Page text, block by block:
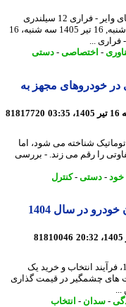
تجربه رانندگی دنده دستی با فناوری نوین شیفت بای وایر - فراری 12 سیلندری
دنده ای معرفی شد توضیحات روزبه نوروزیان سه شنبه, 16 تیر 1405 سه شنبه، 16
- اختصاصی-دستی
مجهز به
81817720
شناخته می شود، اما
را رقم می زند. - بررسی
-دستی-کنترل
سورن یا دنا پلاس؟ کدام سدان ایران خودرو در سال 1404
81810046
بازار خودروی ایران در سال 1404، فرآیند انتخاب و خرید یک
چشمگیر در قیمت گذاری
سدان- انتخاب